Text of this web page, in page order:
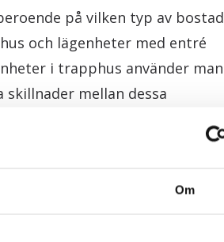
Om
på vilken typ av bostad
och lägenheter med entré
i trapphus använder man
mellan dessa
kan man läsa